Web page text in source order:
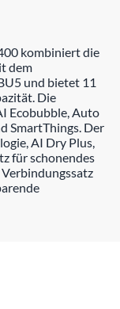
kombiniert die
dem
und bietet 11
Die
Ecobubble, Auto
SmartThings. Der
AI Dry Plus,
für schonendes